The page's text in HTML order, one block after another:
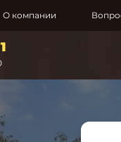
О компании